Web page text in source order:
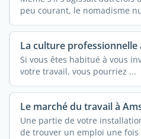
peu courant, le nomadisme
La culture professionnelle
Si vous êtes habitué à vous
votre travail, vous pourriez ...
Le marché du travail à
Une partie de votre
de trouver un emploi une fois